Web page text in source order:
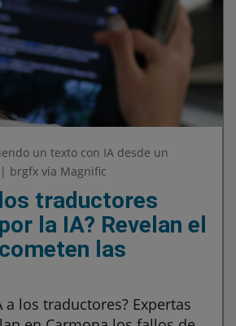
un texto con IA desde un
brgfx vía Magnific
traductores
la IA? Revelan el
las
a los traductores? Expertas